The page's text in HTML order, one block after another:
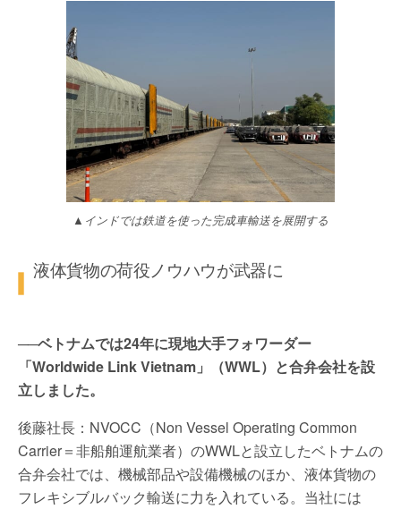
▲インドでは鉄道を使った完成車輸送を展開する
液体貨物の荷役ノウハウが武器に
──ベトナムでは24年に現地大手フォワーダー
「Worldwide Link Vietnam」（WWL）と合弁会社を設
立しました。
後藤社長：NVOCC（Non Vessel Operating Common
Carrier＝非船舶運航業者）のWWLと設立したベトナムの
合弁会社では、機械部品や設備機械のほか、液体貨物の
フレキシブルバック輸送に力を入れている。当社には